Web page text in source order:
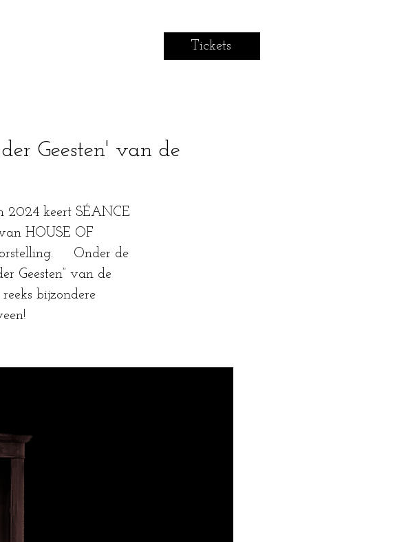
Tickets
Geesten' van de
2024 keert SÉANCE
HOUSE OF
Onder de
Geesten” van de
bijzondere